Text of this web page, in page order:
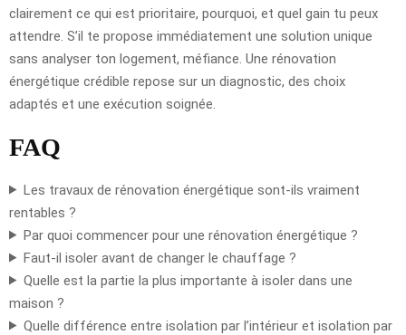
clairement ce qui est prioritaire, pourquoi, et quel gain tu peux
attendre. S’il te propose immédiatement une solution unique
sans analyser ton logement, méfiance. Une rénovation
énergétique crédible repose sur un diagnostic, des choix
adaptés et une exécution soignée.
FAQ
Les travaux de rénovation énergétique sont-ils vraiment
rentables ?
Par quoi commencer pour une rénovation énergétique ?
Faut-il isoler avant de changer le chauffage ?
Quelle est la partie la plus importante à isoler dans une
maison ?
Quelle différence entre isolation par l’intérieur et isolation par